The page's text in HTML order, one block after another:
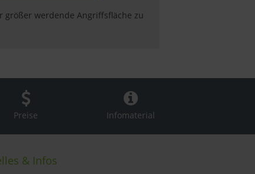
größer werdende Angriffsfläche zu
Preise Infomaterial
& Infos